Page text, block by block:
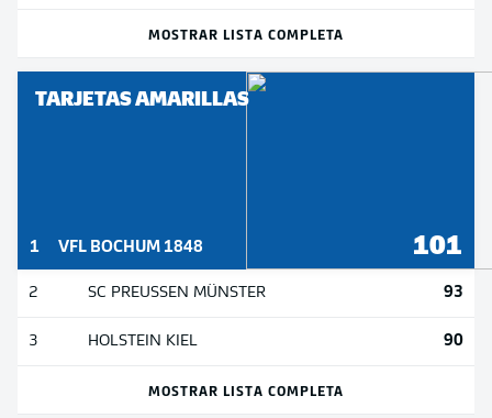
MOSTRAR LISTA COMPLETA
TARJETAS AMARILLAS
1 VFL BOCHUM 1848 101
2 SC PREUSSEN MÜNSTER 93
3 HOLSTEIN KIEL 90
MOSTRAR LISTA COMPLETA